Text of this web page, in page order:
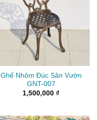
Ghế Nhôm Đúc Sân Vườn
GNT-007
1,500,000 ₫